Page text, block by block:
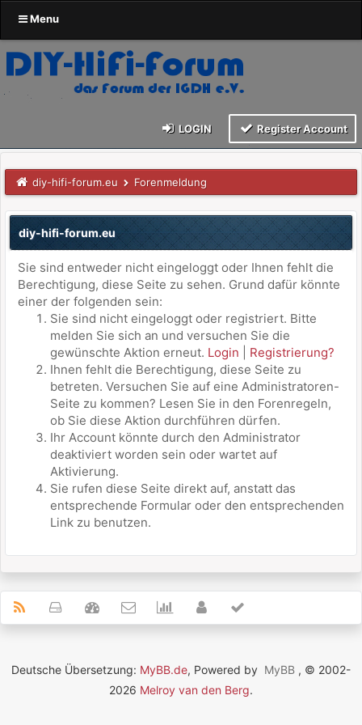
Menu
LOGIN Register Account
diy-hifi-forum.eu Forenmeldung
diy-hifi-forum.eu
Sie sind entweder nicht eingeloggt oder Ihnen fehlt die
Berechtigung, diese Seite zu sehen. Grund dafür könnte
einer der folgenden sein:
Sie sind nicht eingeloggt oder registriert. Bitte
melden Sie sich an und versuchen Sie die
gewünschte Aktion erneut. Login
Registrierung?
Ihnen fehlt die Berechtigung, diese Seite zu
betreten. Versuchen Sie auf eine Administratoren-
Seite zu kommen? Lesen Sie in den Forenregeln,
ob Sie diese Aktion durchführen dürfen.
Ihr Account könnte durch den Administrator
deaktiviert worden sein oder wartet auf
Aktivierung.
Sie rufen diese Seite direkt auf, anstatt das
entsprechende Formular oder den entsprechenden
Link zu benutzen.
Deutsche Übersetzung: MyBB.de, Powered by MyBB , © 2002-
2026 Melroy van den Berg.